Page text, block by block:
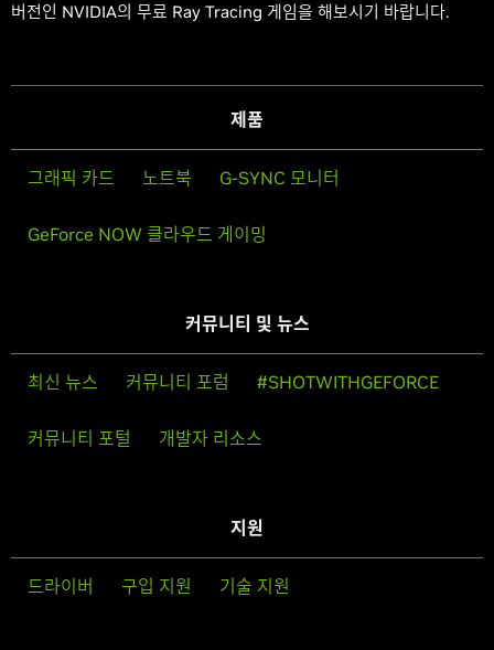
버전인 NVIDIA의 무료 Ray Tracing 게임을 해보시기 바랍니다.
제품
그래픽 카드 노트북 G-SYNC 모니터
GeForce NOW 클라우드 게이밍
커뮤니티 및 뉴스
최신 뉴스 커뮤니티 포럼 #SHOTWITHGEFORCE
커뮤니티 포털 개발자 리소스
지원
드라이버 구입 지원 기술 지원